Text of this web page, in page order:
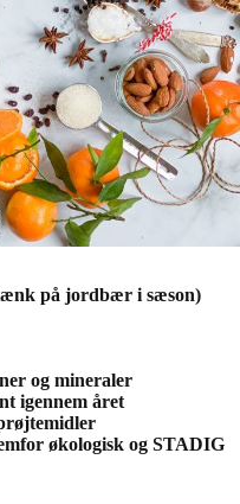
på jordbær i sæson)
og mineraler
igennem året
økologisk og STADIG